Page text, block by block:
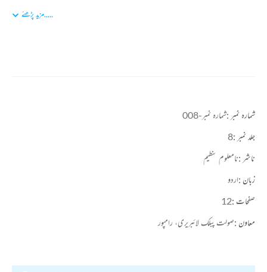
.....مزید پڑھئے
شمارہ نمبر :شمارہ نمبر-008
جلد نمبر :8
ناشر :نامعلوم تنظیم
زبان :اردو
صفحات :12
معاون :صولت پبلک لائبریری، رامپور